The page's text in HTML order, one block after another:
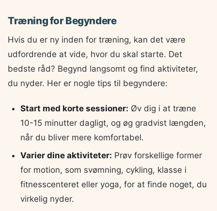
Træning for Begyndere
Hvis du er ny inden for træning, kan det være
udfordrende at vide, hvor du skal starte. Det
bedste råd? Begynd langsomt og find aktiviteter,
du nyder. Her er nogle tips til begyndere:
Start med korte sessioner: Øv dig i at træne
10-15 minutter dagligt, og øg gradvist længden,
når du bliver mere komfortabel.
Varier dine aktiviteter: Prøv forskellige former
for motion, som svømning, cykling, klasse i
fitnesscenteret eller yoga, for at finde noget, du
virkelig nyder.